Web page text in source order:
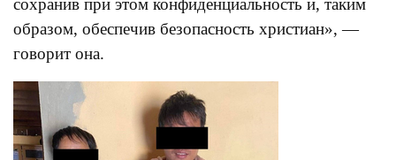
образом, обеспечив безопасность христиан», —
говорит она.